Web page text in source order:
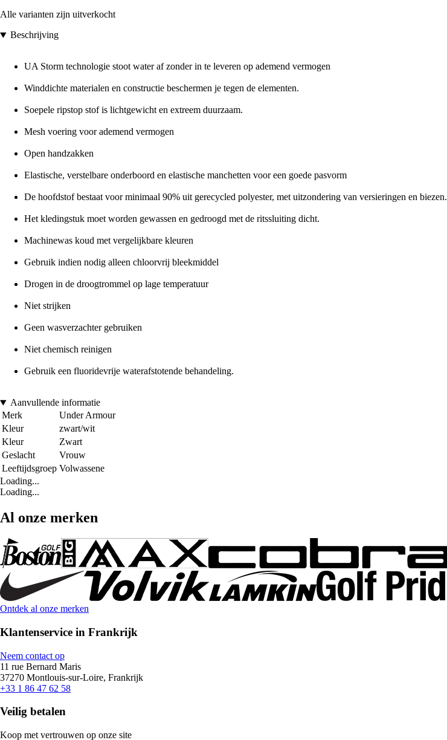
Alle varianten zijn uitverkocht
Beschrijving
UA Storm technologie stoot water af zonder in te leveren op ademend vermogen
Winddichte materialen en constructie beschermen je tegen de elementen.
Soepele ripstop stof is lichtgewicht en extreem duurzaam.
Mesh voering voor ademend vermogen
Open handzakken
Elastische, verstelbare onderboord en elastische manchetten voor een goede pasvorm
De hoofdstof bestaat voor minimaal 90% uit gerecycled polyester, met uitzondering van versieringen en biezen.
Het kledingstuk moet worden gewassen en gedroogd met de ritssluiting dicht.
Machinewas koud met vergelijkbare kleuren
Gebruik indien nodig alleen chloorvrij bleekmiddel
Drogen in de droogtrommel op lage temperatuur
Niet strijken
Geen wasverzachter gebruiken
Niet chemisch reinigen
Gebruik een fluoridevrije waterafstotende behandeling.
Aanvullende informatie
Merk
Under Armour
Kleur
zwart/wit
Kleur
Zwart
Geslacht
Vrouw
Leeftijdsgroep Volwassene
Loading...
Loading...
Al onze merken
Ontdek al onze merken
Klantenservice in Frankrijk
Neem contact op
11 rue Bernard Maris
37270 Montlouis-sur-Loire, Frankrijk
+33 1 86 47 62 58
Veilig betalen
Koop met vertrouwen op onze site